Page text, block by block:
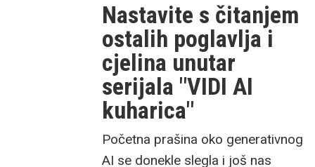
Nastavite s čitanjem
ostalih poglavlja i
cjelina unutar
serijala "VIDI AI
kuharica"
Početna prašina oko generativnog
AI se donekle slegla i još nas